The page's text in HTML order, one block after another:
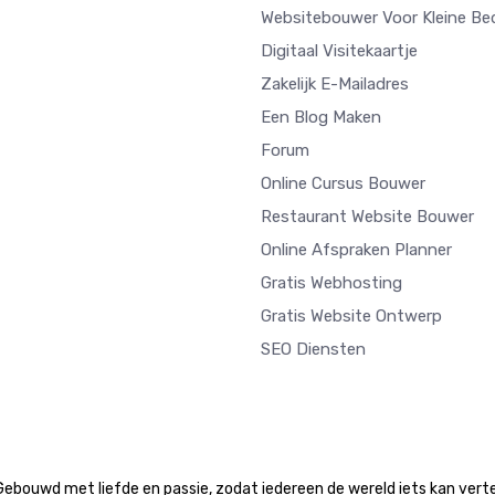
Websitebouwer Voor Kleine
Digitaal Visitekaartje
Zakelijk E-Mailadres
Een Blog Maken
Forum
Online Cursus Bouwer
Restaurant Website Bouwer
Online Afspraken Planner
Gratis Webhosting
Gratis Website Ontwerp
SEO Diensten
met liefde en passie, zodat iedereen de wereld iets kan